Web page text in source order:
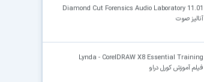
Diamond Cut Forensics Audio Laboratory 11.01
آنالیز صوت
Lynda - CorelDRAW X8 Essential Training
فیلم آموزش کورل‌ دراو